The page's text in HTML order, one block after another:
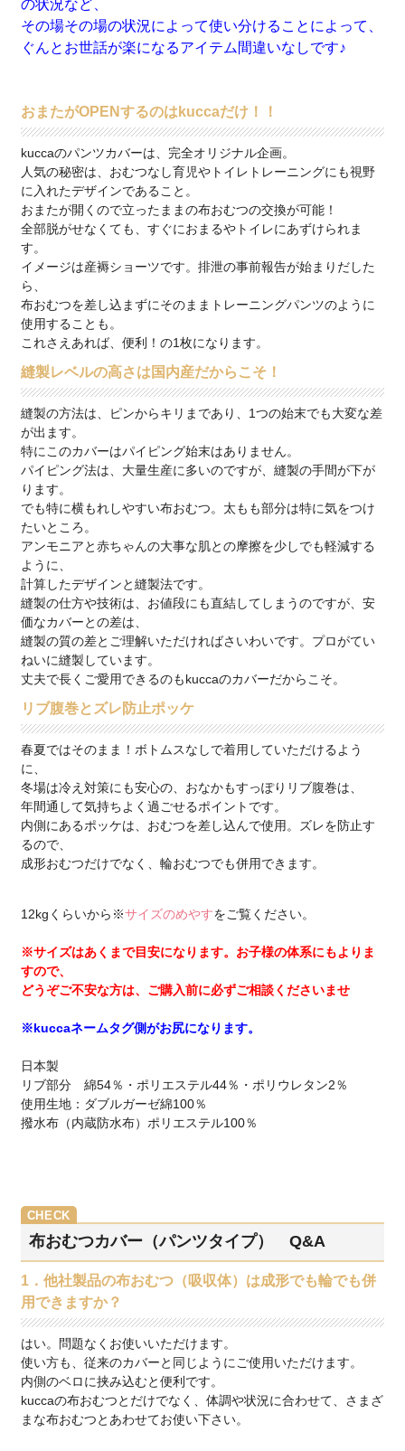
の状況など、
その場その場の状況によって使い分けることによって、
ぐんとお世話が楽になるアイテム間違いなしです♪
おまたがOPENするのはkuccaだけ！！
kuccaのパンツカバーは、完全オリジナル企画。
人気の秘密は、おむつなし育児やトイレトレーニングにも視野
に入れたデザインであること。
おまたが開くので立ったままの布おむつの交換が可能！
全部脱がせなくても、すぐにおまるやトイレにあずけられま
す。
イメージは産褥ショーツです。排泄の事前報告が始まりだした
ら、
布おむつを差し込まずにそのままトレーニングパンツのように
使用することも。
これさえあれば、便利！の1枚になります。
縫製レベルの高さは国内産だからこそ！
縫製の方法は、ピンからキリまであり、1つの始末でも大変な差
が出ます。
特にこのカバーはパイピング始末はありません。
パイピング法は、大量生産に多いのですが、縫製の手間が下が
ります。
でも特に横もれしやすい布おむつ。太もも部分は特に気をつけ
たいところ。
アンモニアと赤ちゃんの大事な肌との摩擦を少しでも軽減する
ように、
計算したデザインと縫製法です。
縫製の仕方や技術は、お値段にも直結してしまうのですが、安
価なカバーとの差は、
縫製の質の差とご理解いただければさいわいです。プロがてい
ねいに縫製しています。
丈夫で長くご愛用できるのもkuccaのカバーだからこそ。
リブ腹巻とズレ防止ポッケ
春夏ではそのまま！ボトムスなしで着用していただけるよう
に、
冬場は冷え対策にも安心の、おなかもすっぽりリブ腹巻は、
年間通して気持ちよく過ごせるポイントです。
内側にあるポッケは、おむつを差し込んで使用。ズレを防止す
るので、
成形おむつだけでなく、輪おむつでも併用できます。
12kgくらいから※サイズのめやすをご覧ください。
※サイズはあくまで目安になります。お子様の体系にもよりま
すので、
どうぞご不安な方は、ご購入前に必ずご相談くださいませ
※kuccaネームタグ側がお尻になります。
日本製
リブ部分 綿54％・ポリエステル44％・ポリウレタン2％
使用生地：ダブルガーゼ綿100％
撥水布（内蔵防水布）ポリエステル100％
布おむつカバー（パンツタイプ） Q&A
1．他社製品の布おむつ（吸収体）は成形でも輪でも併
用できますか？
はい。問題なくお使いいただけます。
使い方も、従来のカバーと同じようにご使用いただけます。
内側のベロに挟み込むと便利です。
kuccaの布おむつとだけでなく、体調や状況に合わせて、さまざ
まな布おむつとあわせてお使い下さい。